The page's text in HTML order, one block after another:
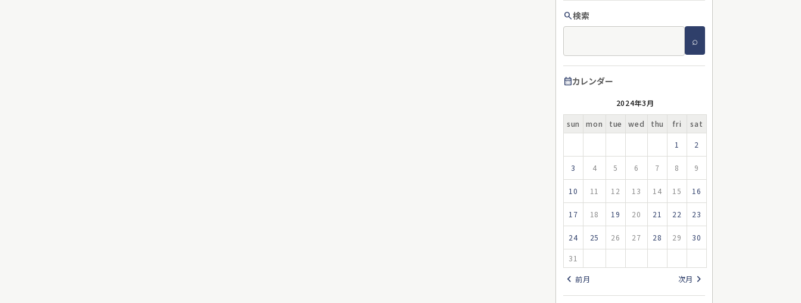
search検索
calendar_monthカレンダー
2024年3月
sun mon tue wed thu fri sat
1 2
3 4 5 6 7 8 9
10 11 12 13 14 15 16
17 18 19 20 21 22 23
24 25 26 27 28 29 30
31
chevron_left 前月 次月 chevron_right